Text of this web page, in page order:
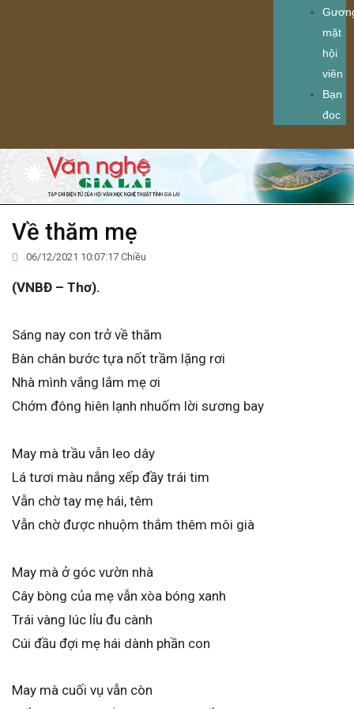
mặt
hội
viên
Bạn
đọc
Về thăm mẹ
06/12/2021 10:07:17 Chiều
(VNBĐ – Thơ).
Sáng nay con trở về thăm
Bàn chân bước tựa nốt trầm lặng rơi
Nhà mình vắng lắm mẹ ơi
Chớm đông hiên lạnh nhuốm lời sương bay
May mà trầu vẫn leo dây
Lá tươi màu nắng xếp đầy trái tim
Vẫn chờ tay mẹ hái, têm
Vẫn chờ được nhuộm thắm thêm môi già
May mà ở góc vườn nhà
Cây bòng của mẹ vẫn xòa bóng xanh
Trái vàng lúc lỉu đu cành
Cúi đầu đợi mẹ hái dành phần con
May mà cuối vụ vẫn còn